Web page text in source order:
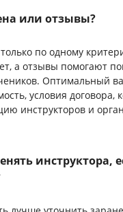
или отзывы?
по одному
а отзывы помогают
Оптимальный
условия договора,
инструкторов и
инструктора,